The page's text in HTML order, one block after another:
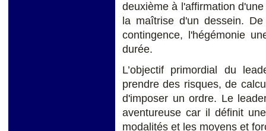
deuxième à l'affirmation
la maîtrise d'un dessein.
contingence, l'hégémonie
durée.
L’objectif primordial du
prendre des risques, de
d'imposer un ordre. Le
aventureuse car il définit
modalités et les moyens et